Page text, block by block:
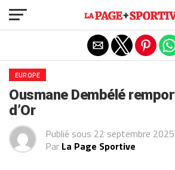
EUROPE
Ousmane Dembélé
d’Or
Publié sous 22 septembre 2025
Par La Page Sportive
Exit mobile